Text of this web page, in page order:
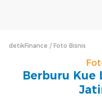
detikFinance Foto Bisnis
Berburu Kue